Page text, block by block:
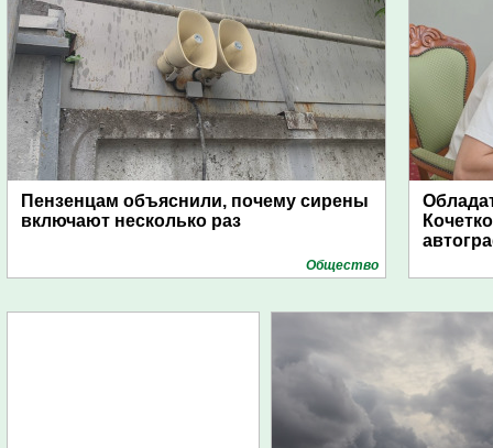
Пензенцам объяснили, почему сирены
включают несколько раз
Общество